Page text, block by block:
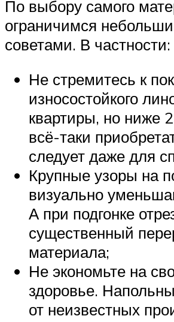
По выбору самого
ограничимся
советами. В частности:
Не стремитесь к
износостойкого
квартиры, но ниже
всё-таки
следует даже для
Крупные узоры на
визуально
А при подгонке
существенный
материала;
Не экономьте на
здоровье.
от неизвестных